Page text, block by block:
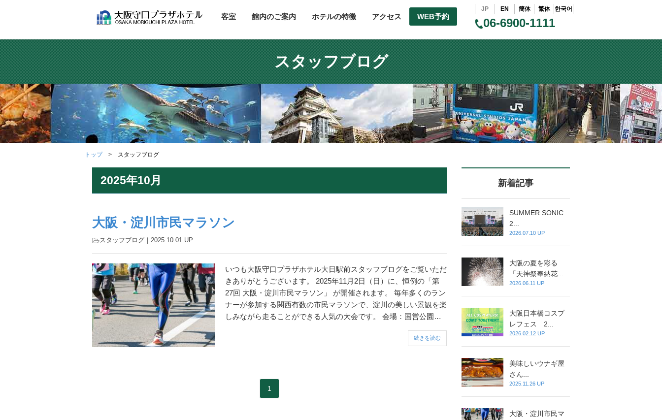
客室 館内のご案内 ホテルの特徴 アクセス WEB予約
JP EN 簡体 繁体 한국어
06-6900-1111
スタッフブログ
トップ スタッフブログ
2025年10月
大阪・淀川市民マラソン
スタッフブログ ｜2025.10.01 UP
いつも大阪守口プラザホテル大日駅前スタッフブログをご覧いただ
きありがとうございます。 2025年11月2日（日）に、恒例の「第
27回 大阪・淀川市民マラソン」 が開催されます。 毎年多くのラン
ナーが参加する関西有数の市民マラソンで、淀川の美しい景観を楽
しみながら走ることができる人気の大会です。 会場：国営公園
続きを読む
1
新着記事
SUMMER SONIC
2...
2026.07.10 UP
大阪の夏を彩る
「天神祭奉納花...
2026.06.11 UP
大阪日本橋コスプ
レフェス 2...
2026.02.12 UP
美味しいウナギ屋
さん...
2025.11.26 UP
大阪・淀川市民マ